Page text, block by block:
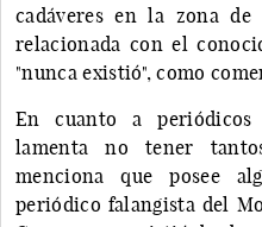
cadáveres en la zona
relacionada con el
"nunca existió", como
En cuanto a
lamenta no tener
menciona que posee
periódico falangista del